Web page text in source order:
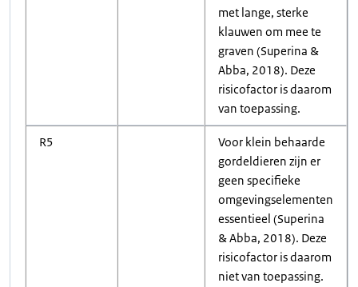
met lange, sterke
klauwen om mee te
graven (Superina &
Abba, 2018). Deze
risicofactor is daarom
van toepassing.
R5
Voor klein behaarde
gordeldieren zijn er
geen specifieke
omgevingselementen
essentieel (Superina
& Abba, 2018). Deze
risicofactor is daarom
niet van toepassing.